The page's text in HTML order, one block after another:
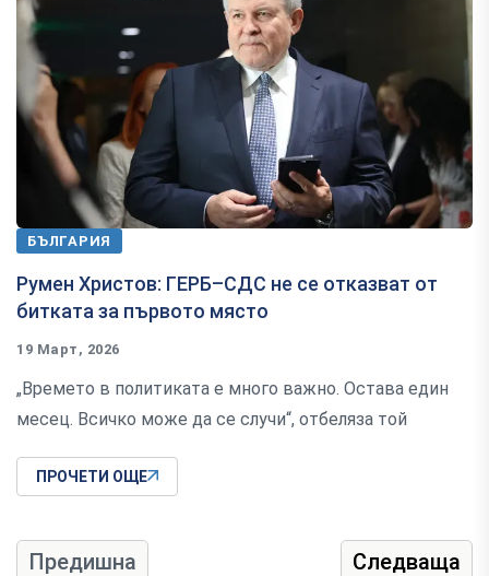
БЪЛГАРИЯ
Румен Христов: ГЕРБ–СДС не се отказват от
битката за първото място
19 Март, 2026
„Времето в политиката е много важно. Остава един
месец. Всичко може да се случи“, отбеляза той
ПРОЧЕТИ ОЩЕ
Предишна Следваща